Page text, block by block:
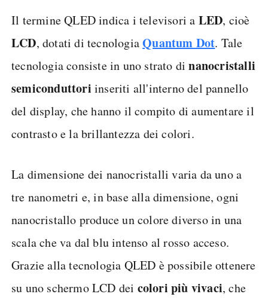
Il termine QLED indica i televisori a LED, cioè
LCD, dotati di tecnologiaQuantum Dot. Tale
tecnologia consiste in uno strato dinanocristalli
semiconduttori inseriti all'interno del pannello
del display, che hanno il compito di aumentare il
contrasto e la brillantezza dei colori.
La dimensione dei nanocristalli varia da uno a
tre nanometri e, in base alla dimensione, ogni
nanocristallo produce un colore diverso in una
scala che va dal blu intenso al rosso acceso.
Grazie alla tecnologia QLED è possibile ottenere
su uno schermo LCD dei colori più vivaci, che